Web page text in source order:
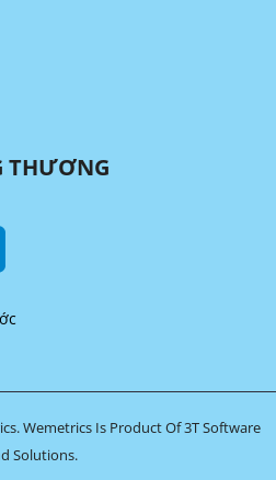
THƯƠNG
Wemetrics Is Product Of 3T Software
Solutions.